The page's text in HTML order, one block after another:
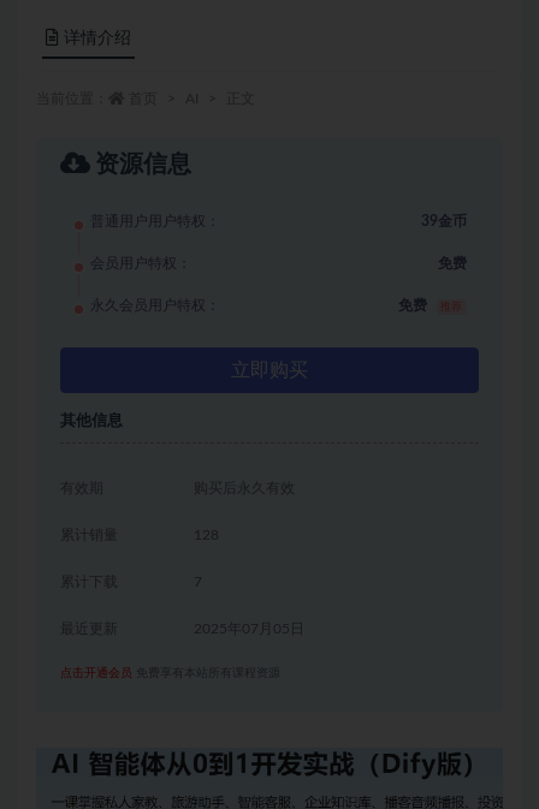
详情介绍
资源信息
普通用户用户特权： 39金币
会员用户特权： 免费
永久会员用户特权： 免费
立即购买
其他信息
有效期 购买后永久有效
累计销量 128
累计下载 7
2025年07月05日
点击开通会员 免费享有本站所有课程资源